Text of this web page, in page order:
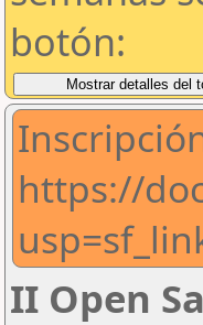
botón:
https://
II Open